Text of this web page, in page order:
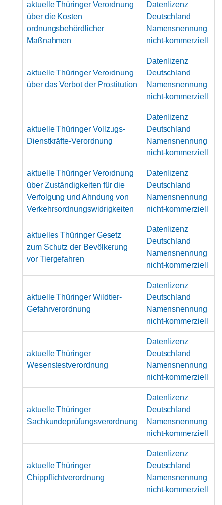
aktuelle Thüringer Verordnung
über die Kosten
ordnungsbehördlicher
Maßnahmen
Datenlizenz
Deutschland
Namensnennung
nicht-kommerziell
aktuelle Thüringer Verordnung
über das Verbot der Prostitution
Datenlizenz
Deutschland
Namensnennung
nicht-kommerziell
aktuelle Thüringer Vollzugs-
Dienstkräfte-Verordnung
Datenlizenz
Deutschland
Namensnennung
nicht-kommerziell
aktuelle Thüringer Verordnung
über Zuständigkeiten für die
Verfolgung und Ahndung von
Verkehrsordnungswidrigkeiten
Datenlizenz
Deutschland
Namensnennung
nicht-kommerziell
aktuelles Thüringer Gesetz
zum Schutz der Bevölkerung
vor Tiergefahren
Datenlizenz
Deutschland
Namensnennung
nicht-kommerziell
aktuelle Thüringer Wildtier-
Gefahrverordnung
Datenlizenz
Deutschland
Namensnennung
nicht-kommerziell
aktuelle Thüringer
Wesenstestverordnung
Datenlizenz
Deutschland
Namensnennung
nicht-kommerziell
aktuelle Thüringer
Sachkundeprüfungsverordnung
Datenlizenz
Deutschland
Namensnennung
nicht-kommerziell
aktuelle Thüringer
Chippflichtverordnung
Datenlizenz
Deutschland
Namensnennung
nicht-kommerziell